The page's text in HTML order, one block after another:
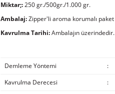
Miktar;:250 gr./500gr./1.000 gr.
Ambalaj:Zipper'li aroma korumalı paket
Kavrulma Tarihi:Ambalajın üzerindedir.
Demleme Yöntemi :
Kavrulma Derecesi
: